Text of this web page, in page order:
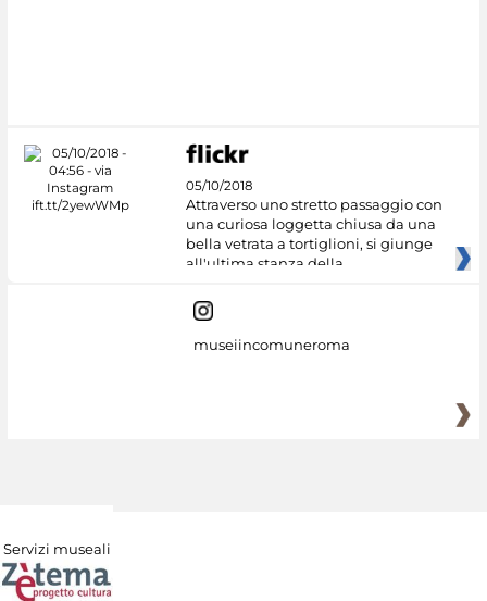
05/10/2018
Attraverso uno stretto passaggio con
una curiosa loggetta chiusa da una
bella vetrata a tortiglioni, si giunge
all'ultima stanza della
museiincomuneroma
Servizi museali